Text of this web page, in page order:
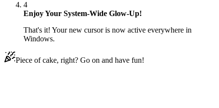
4
Enjoy Your System-Wide Glow-Up!
That's it! Your new cursor is now active everywhere in
Windows.
Piece of cake, right? Go on and have fun!